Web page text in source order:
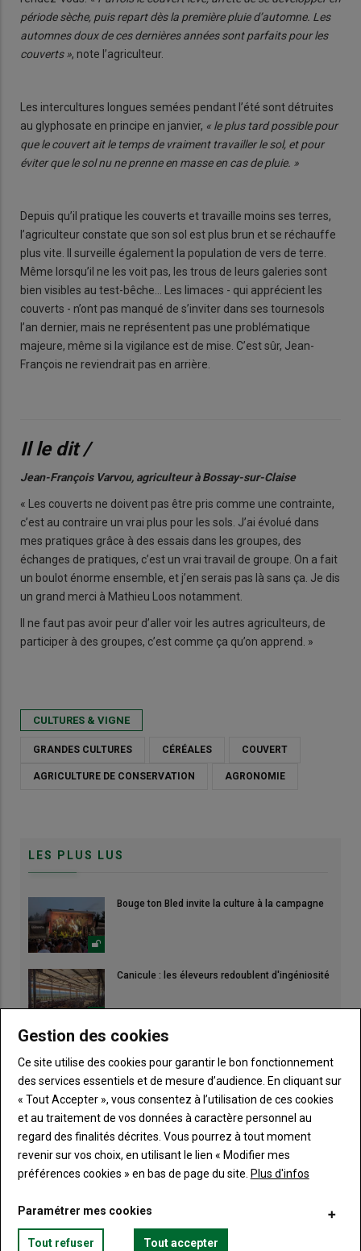
période sèche, puis repart dès la première pluie d’automne. Les
automnes doux de ces dernières années sont parfaits pour les
couverts », note l’agriculteur.
Les intercultures longues semées pendant l’été sont détruites
au glyphosate en principe en janvier, « le plus tard possible pour
que le couvert ait le temps de vraiment travailler le sol, et pour
éviter que le sol nu ne prenne en masse en cas de pluie. »
Depuis qu’il pratique les couverts et travaille moins ses terres,
l’agriculteur constate que son sol est plus brun et se réchauffe
plus vite. Il surveille également la population de vers de terre.
Même lorsqu’il ne les voit pas, les trous de leurs galeries sont
bien visibles au test-bêche… Les limaces - qui apprécient les
couverts - n’ont pas manqué de s’inviter dans ses tournesols
l’an dernier, mais ne représentent pas une problématique
majeure, même si la vigilance est de mise. C’est sûr, Jean-
François ne reviendrait pas en arrière.
Il le dit /
Jean-François Varvou, agriculteur à Bossay-sur-Claise
« Les couverts ne doivent pas être pris comme une contrainte,
c’est au contraire un vrai plus pour les sols. J’ai évolué dans
mes pratiques grâce à des essais dans les groupes, des
échanges de pratiques, c’est un vrai travail de groupe. On a fait
un boulot énorme ensemble, et j’en serais pas là sans ça. Je dis
un grand merci à Mathieu Loos notamment.
Il ne faut pas avoir peur d’aller voir les autres agriculteurs, de
participer à des groupes, c’est comme ça qu’on apprend. »
CULTURES & VIGNE
GRANDES CULTURES CÉRÉALES COUVERT
AGRICULTURE DE CONSERVATION AGRONOMIE
LES PLUS LUS
Bouge ton Bled invite la culture à la campagne
Canicule : les éleveurs redoublent d'ingéniosité
de récolte
Gestion des cookies
Ce site utilise des cookies pour garantir le bon fonctionnement
des services essentiels et de mesure d’audience. En cliquant sur
« Tout Accepter », vous consentez à l’utilisation de ces cookies
et au traitement de vos données à caractère personnel au
regard des finalités décrites. Vous pourrez à tout moment
revenir sur vos choix, en utilisant le lien « Modifier mes
préférences cookies » en bas de page du site. Plus d'infos
Paramétrer mes cookies
Tout refuser Tout accepter